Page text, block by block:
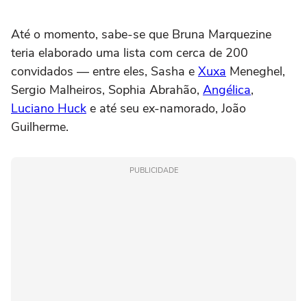
Até o momento, sabe-se que Bruna Marquezine
teria elaborado uma lista com cerca de 200
convidados — entre eles, Sasha e Xuxa Meneghel,
Sergio Malheiros, Sophia Abrahão, Angélica,
Luciano Huck e até seu ex-namorado, João
Guilherme.
PUBLICIDADE